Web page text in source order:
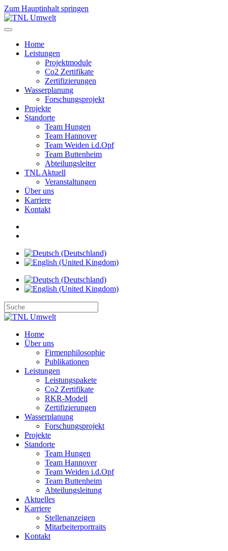
Zum Hauptinhalt springen
Home
Leistungen
Projektmodule
Co2 Zertifikate
Zertifizierungen
Wasserplanung
Forschungsprojekt
Projekte
Standorte
Team Hungen
Team Hannover
Team Weiden i.d.Opf
Team Buttenheim
Abteilungsleiter
TNL Aktuell
Veranstaltungen
Über uns
Karriere
Kontakt
Home
Über uns
Firmenphilosophie
Publikationen
Leistungen
Leistungspakete
Co2 Zertifikate
RKR-Modell
Zertifizierungen
Wasserplanung
Forschungsprojekt
Projekte
Standorte
Team Hungen
Team Hannover
Team Weiden i.d.Opf
Team Buttenheim
Abteilungsleitung
Aktuelles
Karriere
Stellenanzeigen
Mitarbeiterportraits
Kontakt